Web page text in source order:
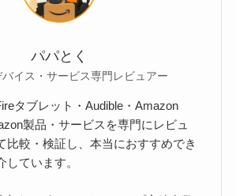
パパとく
イス・サービス専門レビュアー
タブレット・Audible・Amazon
製品・サービスを専門にレビュ
比較・検証し、本当におすすめでき
しています。